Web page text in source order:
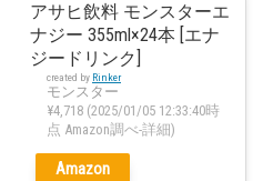
アサヒ飲料 モンスターエ
ナジー 355ml×24本 [エナ
ジードリンク]
created by Rinker
モンスター
¥4,718 (2025/01/05 12:33:40時
点 Amazon調べ-詳細)
Amazon